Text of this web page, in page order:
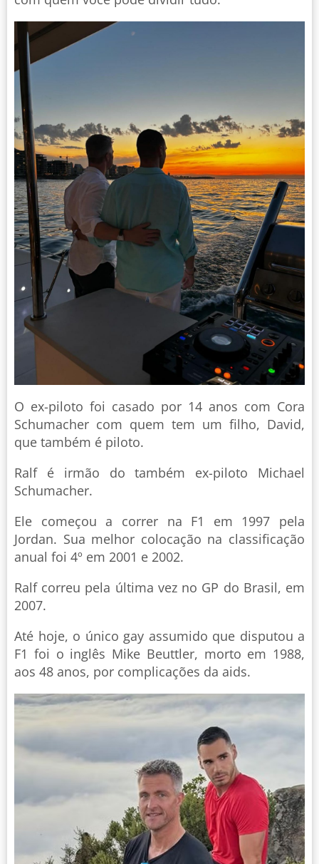
O ex-piloto foi casado por 14 anos com Cora
Schumacher com quem tem um filho, David,
que também é piloto.
Ralf é irmão do também ex-piloto Michael
Schumacher.
Ele começou a correr na F1 em 1997 pela
Jordan. Sua melhor colocação na classificação
anual foi 4º em 2001 e 2002.
Ralf correu pela última vez no GP do Brasil, em
2007.
Até hoje, o único gay assumido que disputou a
F1 foi o inglês Mike Beuttler, morto em 1988,
aos 48 anos, por complicações da aids.